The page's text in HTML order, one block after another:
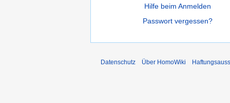
Hilfe beim Anmelden
Passwort vergessen?
Datenschutz Über HomoWiki